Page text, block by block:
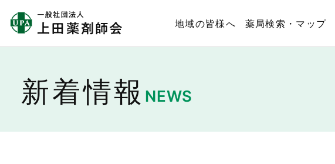
地域の皆様へ 薬局検索・マップ
新着情報 NEWS